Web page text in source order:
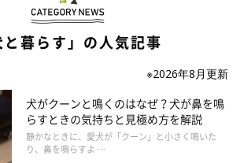
んで？」 といわんばかりの表情を見せている
と暮らす」の人気記事
※2026年8月更新
犬がクーンと鳴くのはなぜ？犬が鼻を鳴
らすときの気持ちと見極め方を解説
静かなときに、愛犬が「クーン」と小さく鳴いた
り、鼻を鳴らすよ …